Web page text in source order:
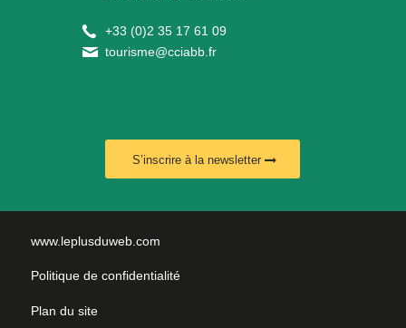
+33 (0)2 35 17 61 09
tourisme@cciabb.fr
S’inscrire à la newsletter
www.leplusduweb.com
Politique de confidentialité
Plan du site